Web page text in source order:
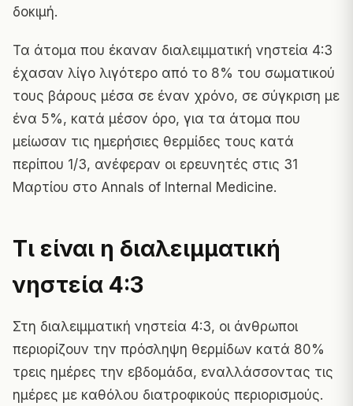
δοκιμή.
Τα άτομα που έκαναν διαλειμματική νηστεία 4:3
έχασαν λίγο λιγότερο από το 8% του σωματικού
τους βάρους μέσα σε έναν χρόνο, σε σύγκριση με
ένα 5%, κατά μέσον όρο, για τα άτομα που
μείωσαν τις ημερήσιες θερμίδες τους κατά
περίπου 1/3, ανέφεραν οι ερευνητές στις 31
Μαρτίου στο Annals of Internal Medicine.
Τι είναι η διαλειμματική
νηστεία 4:3
Στη διαλειμματική νηστεία 4:3, οι άνθρωποι
περιορίζουν την πρόσληψη θερμίδων κατά 80%
τρεις ημέρες την εβδομάδα, εναλλάσσοντας τις
ημέρες με καθόλου διατροφικούς περιορισμούς.